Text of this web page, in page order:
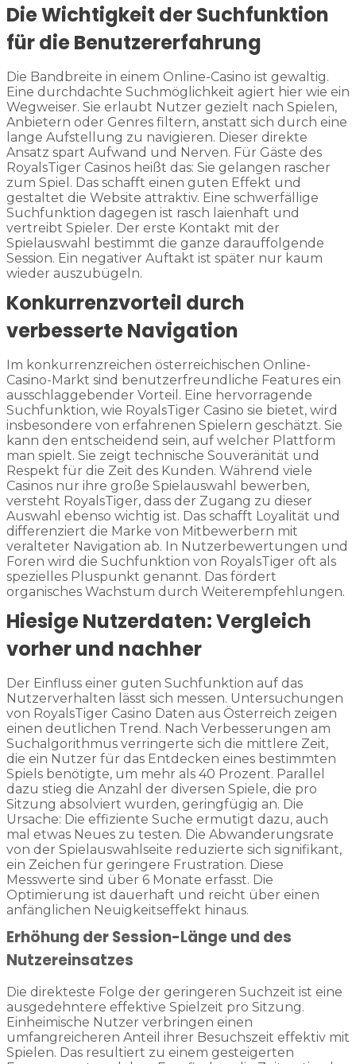
Die Wichtigkeit der Suchfunktion
für die Benutzererfahrung
Die Bandbreite in einem Online-Casino ist gewaltig.
Eine durchdachte Suchmöglichkeit agiert hier wie ein
Wegweiser. Sie erlaubt Nutzer gezielt nach Spielen,
Anbietern oder Genres filtern, anstatt sich durch eine
lange Aufstellung zu navigieren. Dieser direkte
Ansatz spart Aufwand und Nerven. Für Gäste des
RoyalsTiger Casinos heißt das: Sie gelangen rascher
zum Spiel. Das schafft einen guten Effekt und
gestaltet die Website attraktiv. Eine schwerfällige
Suchfunktion dagegen ist rasch laienhaft und
vertreibt Spieler. Der erste Kontakt mit der
Spielauswahl bestimmt die ganze darauffolgende
Session. Ein negativer Auftakt ist später nur kaum
wieder auszubügeln.
Konkurrenzvorteil durch
verbesserte Navigation
Im konkurrenzreichen österreichischen Online-
Casino-Markt sind benutzerfreundliche Features ein
ausschlaggebender Vorteil. Eine hervorragende
Suchfunktion, wie RoyalsTiger Casino sie bietet, wird
insbesondere von erfahrenen Spielern geschätzt. Sie
kann den entscheidend sein, auf welcher Plattform
man spielt. Sie zeigt technische Souveränität und
Respekt für die Zeit des Kunden. Während viele
Casinos nur ihre große Spielauswahl bewerben,
versteht RoyalsTiger, dass der Zugang zu dieser
Auswahl ebenso wichtig ist. Das schafft Loyalität und
differenziert die Marke von Mitbewerbern mit
veralteter Navigation ab. In Nutzerbewertungen und
Foren wird die Suchfunktion von RoyalsTiger oft als
spezielles Pluspunkt genannt. Das fördert
organisches Wachstum durch Weiterempfehlungen.
Hiesige Nutzerdaten: Vergleich
vorher und nachher
Der Einfluss einer guten Suchfunktion auf das
Nutzerverhalten lässt sich messen. Untersuchungen
von RoyalsTiger Casino Daten aus Österreich zeigen
einen deutlichen Trend. Nach Verbesserungen am
Suchalgorithmus verringerte sich die mittlere Zeit,
die ein Nutzer für das Entdecken eines bestimmten
Spiels benötigte, um mehr als 40 Prozent. Parallel
dazu stieg die Anzahl der diversen Spiele, die pro
Sitzung absolviert wurden, geringfügig an. Die
Ursache: Die effiziente Suche ermutigt dazu, auch
mal etwas Neues zu testen. Die Abwanderungsrate
von der Spielauswahlseite reduzierte sich signifikant,
ein Zeichen für geringere Frustration. Diese
Messwerte sind über 6 Monate erfasst. Die
Optimierung ist dauerhaft und reicht über einen
anfänglichen Neuigkeitseffekt hinaus.
Erhöhung der Session-Länge und des
Nutzereinsatzes
Die direkteste Folge der geringeren Suchzeit ist eine
ausgedehntere effektive Spielzeit pro Sitzung.
Einheimische Nutzer verbringen einen
umfangreicheren Anteil ihrer Besuchszeit effektiv mit
Spielen. Das resultiert zu einem gesteigerten